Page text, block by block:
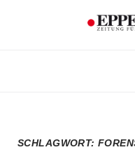
SCHLAGWORT: